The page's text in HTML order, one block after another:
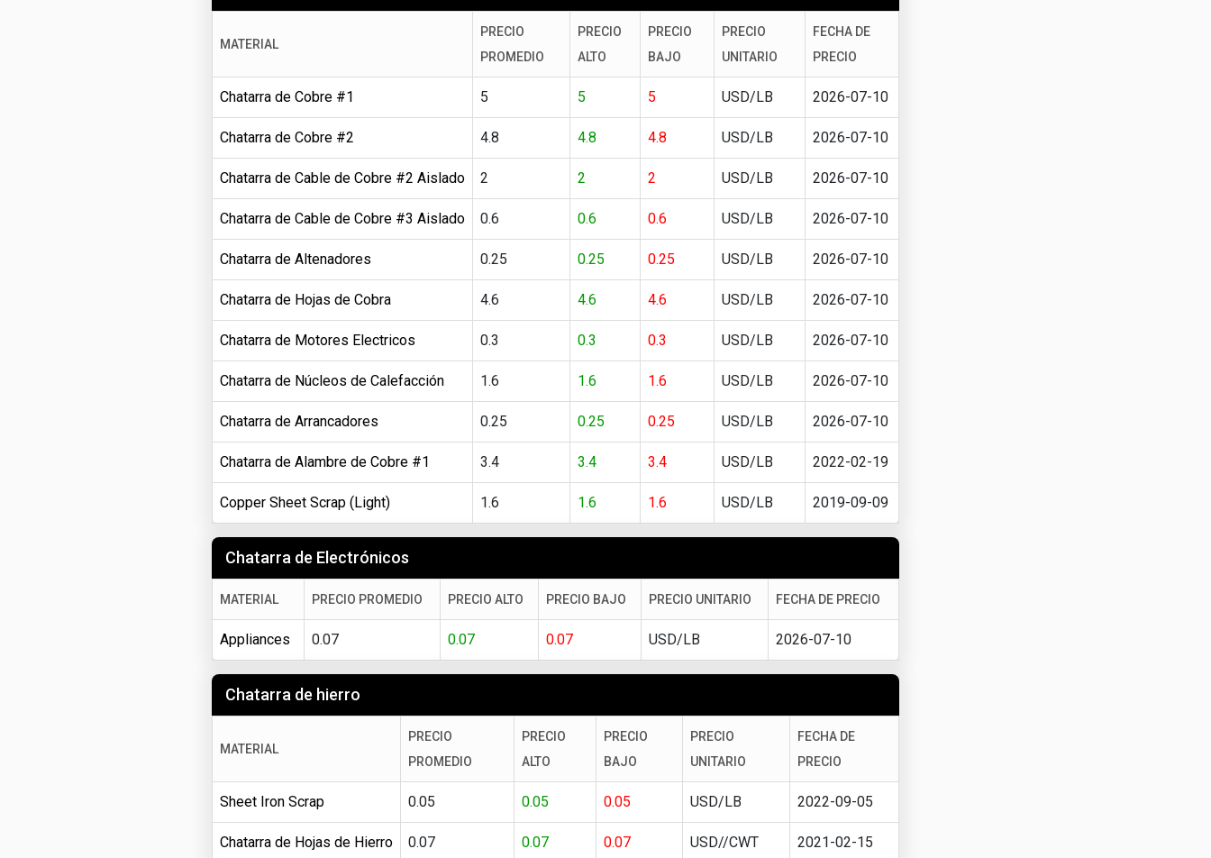
MATERIAL
PRECIO
PROMEDIO
PRECIO
ALTO
PRECIO
BAJO
PRECIO
UNITARIO
FECHA DE
PRECIO
Chatarra de Cobre #1 5 5 5 USD/LB 2026-07-10
Chatarra de Cobre #2 4.8 4.8 4.8 USD/LB 2026-07-10
Chatarra de Cable de Cobre #2 Aislado 2 2 2 USD/LB 2026-07-10
Chatarra de Cable de Cobre #3 Aislado 0.6 0.6 0.6 USD/LB 2026-07-10
Chatarra de Altenadores 0.25 0.25 0.25 USD/LB 2026-07-10
Chatarra de Hojas de Cobra 4.6 4.6 4.6 USD/LB 2026-07-10
Chatarra de Motores Electricos 0.3 0.3 0.3 USD/LB 2026-07-10
Chatarra de Núcleos de Calefacción 1.6 1.6 1.6 USD/LB 2026-07-10
Chatarra de Arrancadores 0.25 0.25 0.25 USD/LB 2026-07-10
Chatarra de Alambre de Cobre #1 3.4 3.4 3.4 USD/LB 2022-02-19
Copper Sheet Scrap (Light) 1.6 1.6 1.6 USD/LB 2019-09-09
Chatarra de Electrónicos
MATERIAL PRECIO PROMEDIO PRECIO ALTO PRECIO BAJO PRECIO UNITARIO FECHA DE PRECIO
Appliances 0.07 0.07 0.07 USD/LB 2026-07-10
Chatarra de hierro
MATERIAL
PRECIO
PROMEDIO
PRECIO
ALTO
PRECIO
BAJO
PRECIO
UNITARIO
FECHA DE
PRECIO
Sheet Iron Scrap 0.05 0.05 0.05 USD/LB 2022-09-05
Chatarra de Hojas de Hierro 0.07 0.07 0.07 USD//CWT 2021-02-15